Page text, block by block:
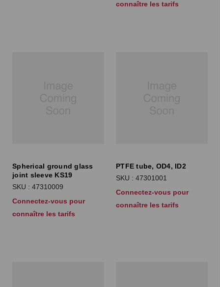
connaître les tarifs
Spherical ground glass
joint sleeve KS19
SKU : 47310009
Connectez-vous pour
connaître les tarifs
PTFE tube, OD4, ID2
SKU : 47301001
Connectez-vous pour
connaître les tarifs